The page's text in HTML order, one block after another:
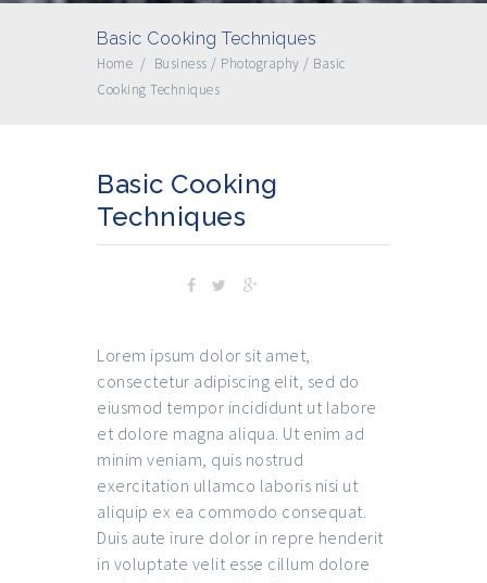
Basic Cooking Techniques
Home / Business / Photography / Basic
Cooking Techniques
Basic Cooking
Techniques
Lorem ipsum dolor sit amet,
consectetur adipiscing elit, sed do
eiusmod tempor incididunt ut labore
et dolore magna aliqua. Ut enim ad
minim veniam, quis nostrud
exercitation ullamco laboris nisi ut
aliquip ex ea commodo consequat.
Duis aute irure dolor in repre henderit
in voluptate velit esse cillum dolore